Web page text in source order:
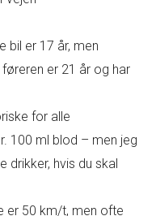
bil er 17 år, men
er 21 år og har
for alle
100 ml blod – men jeg
drikker, hvis du skal
er 50 km/t, men ofte